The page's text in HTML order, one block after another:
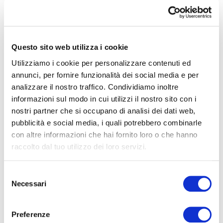
Questo sito web utilizza i cookie
Utilizziamo i cookie per personalizzare contenuti ed
annunci, per fornire funzionalità dei social media e per
analizzare il nostro traffico. Condividiamo inoltre
informazioni sul modo in cui utilizzi il nostro sito con i
nostri partner che si occupano di analisi dei dati web,
pubblicità e social media, i quali potrebbero combinarle
con altre informazioni che hai fornito loro o che hanno
raccolto dal tuo utilizzo dei loro servizi.
delNecessari
Preferenze
urbanistici con uffici tecnici affiliati di nostra
possibilità di preventivi di ristrutturazione
con ditte autorizzate e certificate e tanti
servizi sempre connessi all'ambito
immobiliare-creditizio. I dati indicati non
costituiscono elemento contrattuale.
Classe energetica: G
ERA109-246-28
4
Altre
opzioni
-
multiscelta
Posto auto/Box
Balcone/Terrazzo